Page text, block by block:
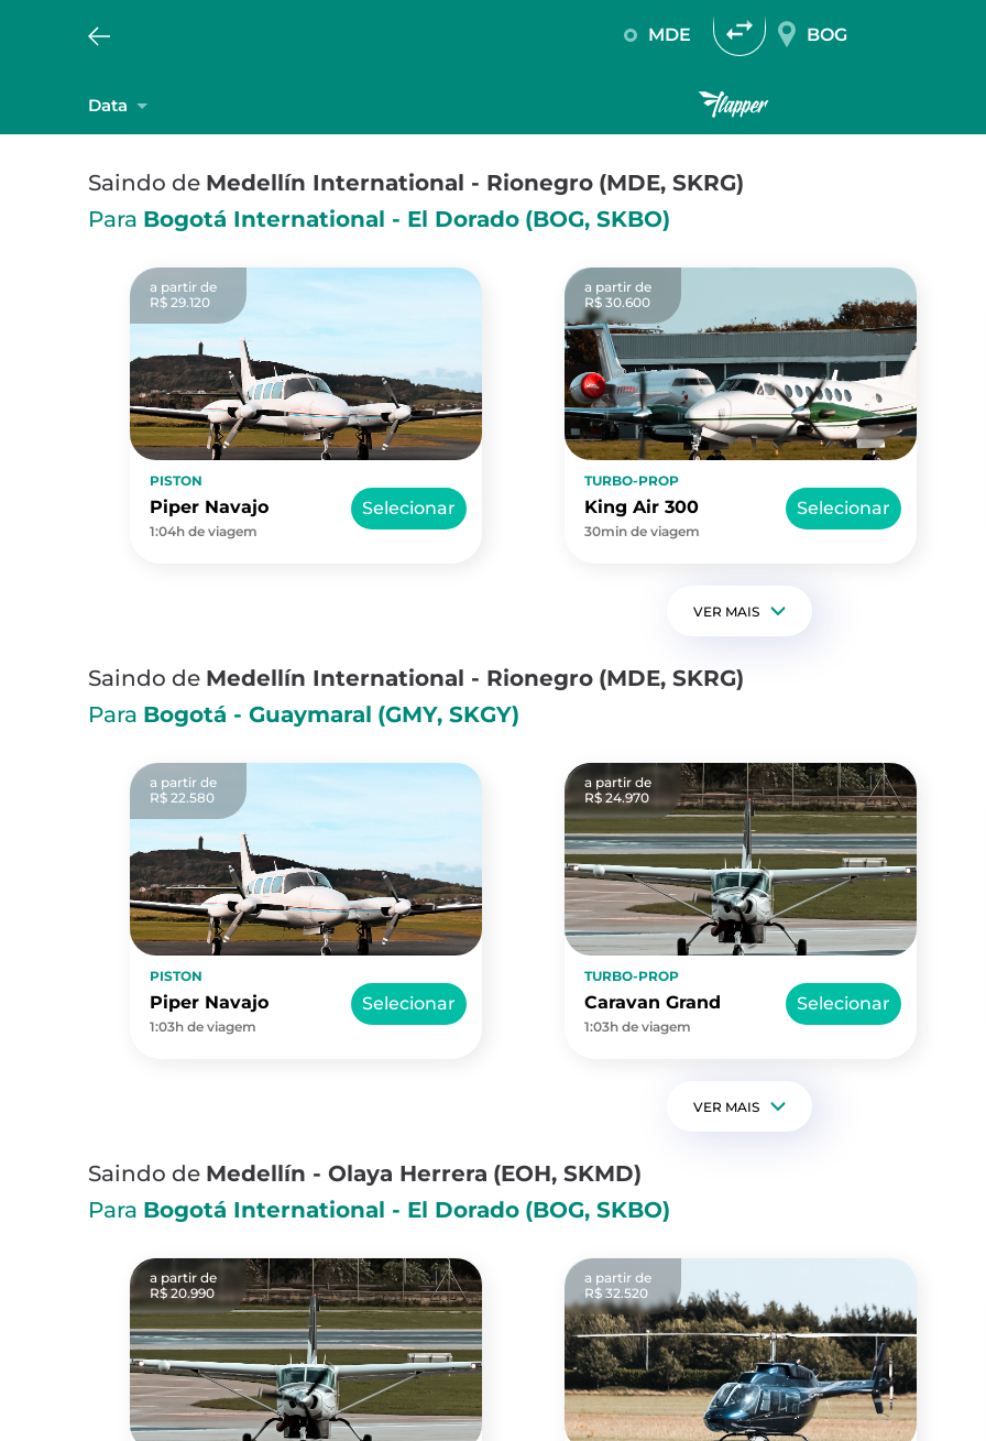
MDE BOG
Data
Saindo de Medellín International - Rionegro (MDE, SKRG)
Para Bogotá International - El Dorado (BOG, SKBO)
a partir de
R$ 29.120
PISTON
Piper Navajo
1:04h de viagem
Selecionar
a partir de
R$ 30.600
TURBO-PROP
King Air 300
30min de viagem
Selecionar
VER MAIS
Saindo de Medellín International - Rionegro (MDE, SKRG)
Para Bogotá - Guaymaral (GMY, SKGY)
a partir de
R$ 22.580
PISTON
Piper Navajo
1:03h de viagem
Selecionar
a partir de
R$ 24.970
TURBO-PROP
Caravan Grand
1:03h de viagem
Selecionar
VER MAIS
Saindo de Medellín - Olaya Herrera (EOH, SKMD)
Para Bogotá International - El Dorado (BOG, SKBO)
a partir de
R$ 20.990
a partir de
R$ 32.520